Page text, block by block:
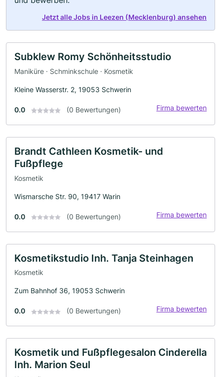
Jetzt alle Jobs in Leezen (Mecklenburg) ansehen
Subklew Romy Schönheitsstudio
Maniküre · Schminkschule · Kosmetik
Kleine Wasserstr. 2, 19053 Schwerin
0.0 (0 Bewertungen) Firma bewerten
Brandt Cathleen Kosmetik- und
Fußpflege
Kosmetik
Wismarsche Str. 90, 19417 Warin
0.0 (0 Bewertungen) Firma bewerten
Kosmetikstudio Inh. Tanja Steinhagen
Kosmetik
Zum Bahnhof 36, 19053 Schwerin
0.0 (0 Bewertungen) Firma bewerten
Kosmetik und Fußpflegesalon Cinderella
Inh. Marion Seul